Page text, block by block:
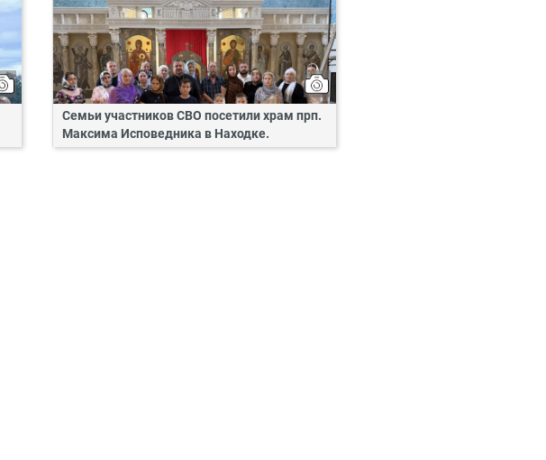
Семьи участников СВО посетили храм прп.
Максима Исповедника в Находке.